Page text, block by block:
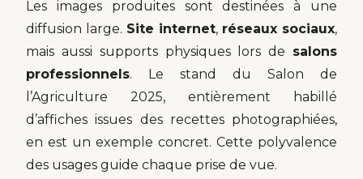
Les images produites sont destinées à une
diffusion large. Site internet, réseaux sociaux,
mais aussi supports physiques lors de salons
professionnels. Le stand du Salon de
l’Agriculture 2025, entièrement habillé
d’affiches issues des recettes photographiées,
en est un exemple concret. Cette polyvalence
des usages guide chaque prise de vue.